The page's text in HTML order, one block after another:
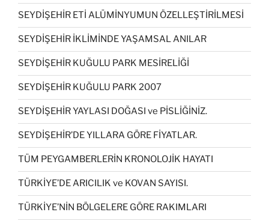
SEYDİŞEHİR ETİ ALÜMİNYUMUN ÖZELLEŞTİRİLMESİ
SEYDİŞEHİR İKLİMİNDE YAŞAMSAL ANILAR
SEYDİŞEHİR KUĞULU PARK MESİRELİĞİ
SEYDİŞEHİR KUĞULU PARK 2007
SEYDİŞEHİR YAYLASI DOĞASI ve PİSLİĞİNİZ.
SEYDİŞEHİR’DE YILLARA GÖRE FİYATLAR.
TÜM PEYGAMBERLERİN KRONOLOJİK HAYATI
TÜRKİYE’DE ARICILIK ve KOVAN SAYISI.
TÜRKİYE’NİN BÖLGELERE GÖRE RAKIMLARI